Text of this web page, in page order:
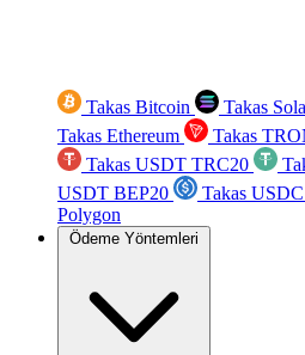
Takas Bitcoin Takas
Takas Ethereum
Takas
Takas USDT TRC20
USDT BEP20
Takas
Polygon
Ödeme Yöntemleri